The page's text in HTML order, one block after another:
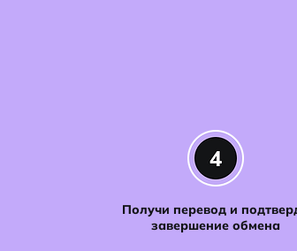
Получи перевод и
завершение обмена